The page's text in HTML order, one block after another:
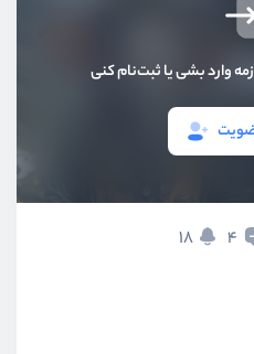
وارد بشی یا ثبت‌نام کنی
4
18